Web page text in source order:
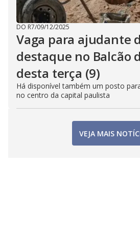
DO R7/09/12/2025
Vaga para ajudante
destaque no Balcão
desta terça (9)
Há disponível também um posto
no centro da capital paulista
VEJA MAIS